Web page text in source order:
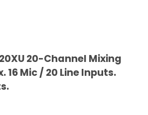
20-Channel Mixing
16 Mic / 20 Line Inputs.